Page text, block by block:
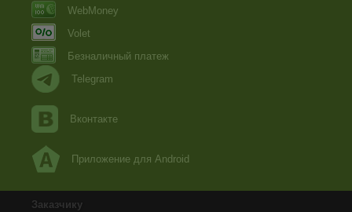
WebMoney
Volet
Безналичный платеж
Telegram
Вконтакте
Приложение для Android
Заказчику